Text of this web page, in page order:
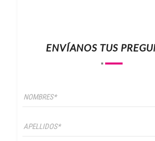
ENVÍANOS TUS